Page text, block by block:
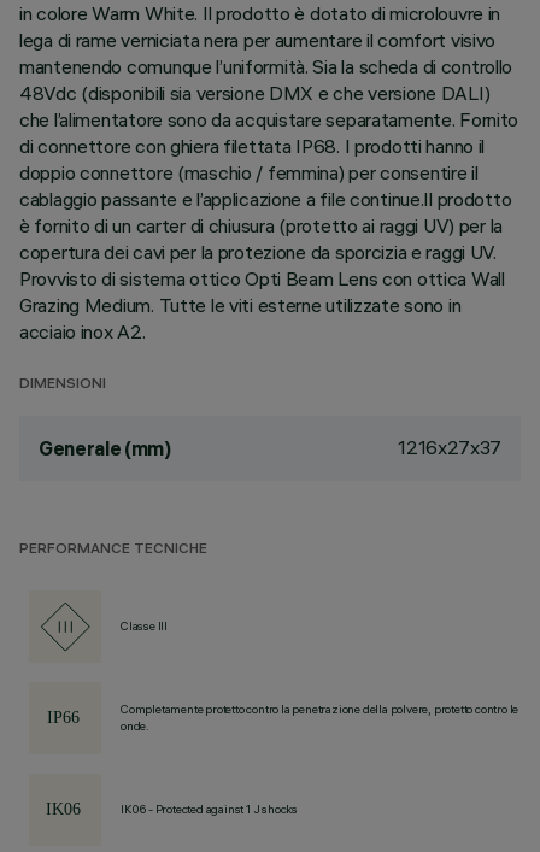
in colore Warm White. Il prodotto è dotato di microlouvre in
lega di rame verniciata nera per aumentare il comfort visivo
mantenendo comunque l’uniformità. Sia la scheda di controllo
48Vdc (disponibili sia versione DMX e che versione DALI)
che l’alimentatore sono da acquistare separatamente. Fornito
di connettore con ghiera filettata IP68. I prodotti hanno il
doppio connettore (maschio / femmina) per consentire il
cablaggio passante e l’applicazione a file continue.Il prodotto
è fornito di un carter di chiusura (protetto ai raggi UV) per la
copertura dei cavi per la protezione da sporcizia e raggi UV.
Provvisto di sistema ottico Opti Beam Lens con ottica Wall
Grazing Medium. Tutte le viti esterne utilizzate sono in
acciaio inox A2.
DIMENSIONI
Generale (mm) 1216x27x37
PERFORMANCE TECNICHE
Classe III
Completamente protetto contro la penetrazione della polvere, protetto contro le
onde.
IK06 - Protected against 1 J shocks